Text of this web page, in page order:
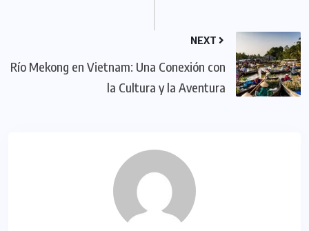
NEXT
Río Mekong en Vietnam: Una Conexión con
la Cultura y la Aventura